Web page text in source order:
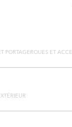
PORTAGEROUES ET